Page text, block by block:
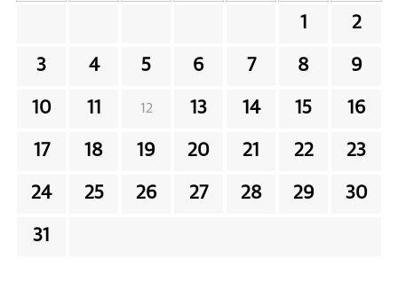
1 2
3 4 5 6 7 8 9
10 11 12 13 14 15 16
17 18 19 20 21 22 23
24 25 26 27 28 29 30
31